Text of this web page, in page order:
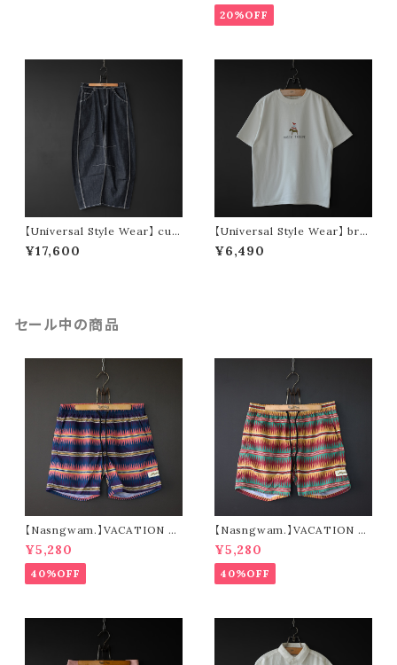
20%OFF
【Universal Style Wear】 cur
ve painter pants (indigo)
¥17,600
【Universal Style Wear】 bre
men tee (off white)
¥6,490
セール中の商品
【Nasngwam.】VACATION S
HORTS (navy)
¥5,280
40%OFF
【Nasngwam.】VACATION S
HORTS (green)
¥5,280
40%OFF